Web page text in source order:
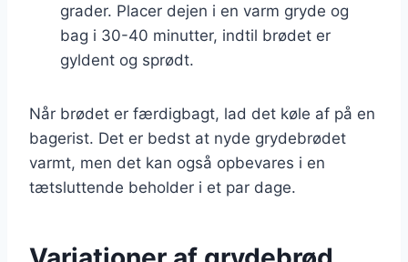
grader. Placer dejen i en varm gryde og
bag i 30-40 minutter, indtil brødet er
gyldent og sprødt.
Når brødet er færdigbagt, lad det køle af på en
bagerist. Det er bedst at nyde grydebrødet
varmt, men det kan også opbevares i en
tætsluttende beholder i et par dage.